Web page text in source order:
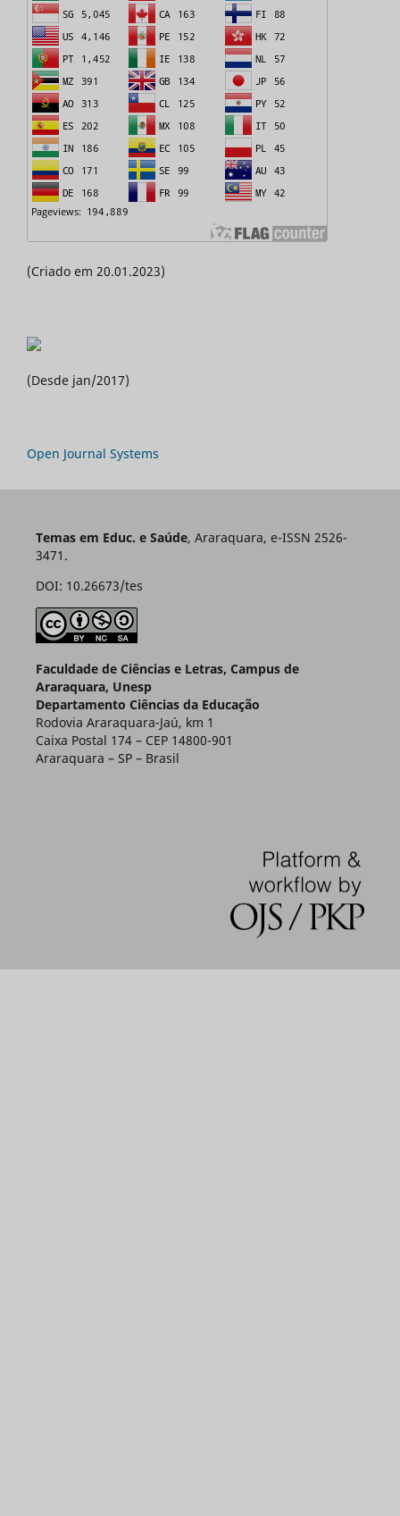
(Criado em 20.01.2023)
(Desde jan/2017)
Open Journal Systems
Temas em Educ. e Saúde, Araraquara, e-ISSN 2526-
3471.
DOI: 10.26673/tes
Faculdade de Ciências e Letras, Campus de
Araraquara, Unesp
Departamento Ciências da Educação
Rodovia Araraquara-Jaú, km 1
Caixa Postal 174 – CEP 14800-901
Araraquara – SP – Brasil